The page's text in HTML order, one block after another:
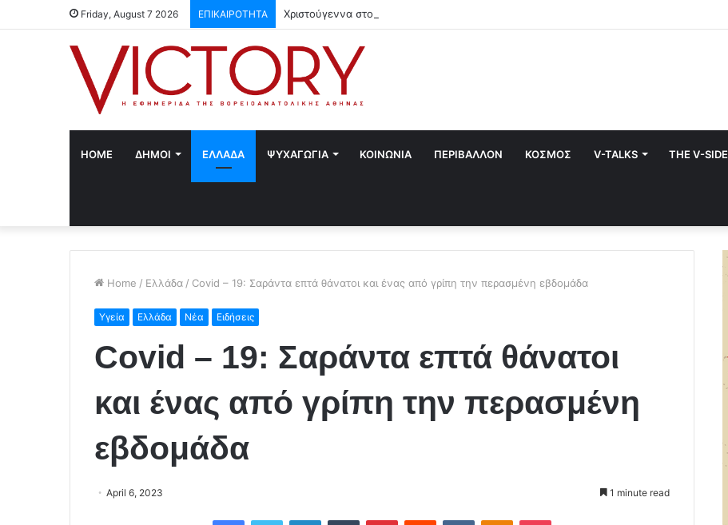
Friday, August 7 2026 ΕΠΙΚΑΙΡΟΤΗΤΑ Χριστούγεννα στο Χαλάνδρι- Ολες οι εκδηλώσεις του Δήμου
HOME ΔΗΜΟΙ ΕΛΛΑΔΑ ΨΥΧΑΓΩΓΙΑ ΚΟΙΝΩΝΙΑ ΠΕΡΙΒΑΛΛΟΝ ΚΟΣΜΟΣ V-TALKS THE V-SIDE
Home / Ελλάδα / Covid – 19: Σαράντα επτά θάνατοι και ένας από γρίπη την περασμένη εβδομάδα
Υγεία Ελλάδα Νέα Ειδήσεις
Covid – 19: Σαράντα επτά θάνατοι
και ένας από γρίπη την περασμένη
εβδομάδα
April 6, 2023 1 minute read